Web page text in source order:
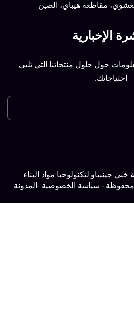
مقاطعة هيباي، الصين
الإخبارية
حول حلول منتجاتنا التي تلبي
احتياجاتك.
لتكنولوجيا مواد البناء
-سياسة الخصوصية -المدونة